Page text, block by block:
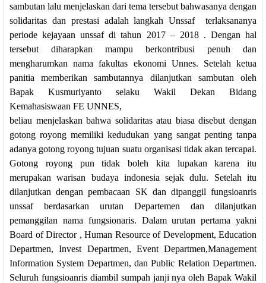
sambutan lalu menjelaskan dari tema tersebut bahwasanya dengan
solidaritas dan prestasi adalah langkah Unssaf terlaksananya
periode kejayaan unssaf di tahun 2017 – 2018 . Dengan hal
tersebut diharapkan mampu berkontribusi penuh dan
mengharumkan nama fakultas ekonomi Unnes. Setelah ketua
panitia memberikan sambutannya dilanjutkan sambutan oleh
Bapak Kusmuriyanto selaku Wakil Dekan Bidang
Kemahasiswaan FE UNNES,
beliau menjelaskan bahwa solidaritas atau biasa disebut dengan
gotong royong memiliki kedudukan yang sangat penting tanpa
adanya gotong royong tujuan suatu organisasi tidak akan tercapai.
Gotong royong pun tidak boleh kita lupakan karena itu
merupakan warisan budaya indonesia sejak dulu. Setelah itu
dilanjutkan dengan pembacaan SK dan dipanggil fungsioanris
unssaf berdasarkan urutan Departemen dan dilanjutkan
pemanggilan nama fungsionaris. Dalam urutan pertama yakni
Board of Director , Human Resource of Development, Education
Departmen, Invest Departmen, Event Departmen,Management
Information System Departmen, dan Public Relation Departmen.
Seluruh fungsioanris diambil sumpah janji nya oleh Bapak Wakil